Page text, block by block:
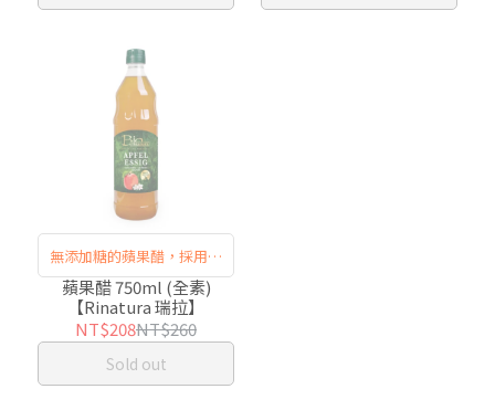
無添加糖的蘋果醋，採用整
顆成熟的蘋果發酵製成
蘋果醋 750ml (全素)
【Rinatura 瑞拉】
NT$208NT$260
Sold out